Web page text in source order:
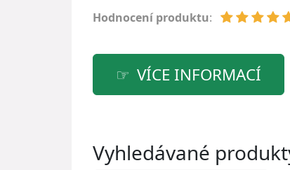
Hodnocení produktu:
VÍCE INFORMACÍ
Vyhledávané